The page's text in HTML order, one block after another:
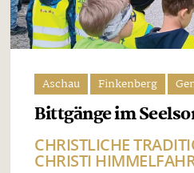
Aschau Finkenberg
Bittgänge im
CHRISTLICHE
CHRISTI